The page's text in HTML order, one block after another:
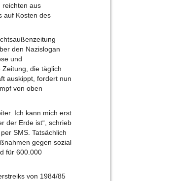
reichten aus
auf Kosten des
den Nazislogan
und
die täglich
auskippt, fordert nun
von oben
Ich kann mich erst
der Erde ist“, schrieb
SMS. Tatsächlich
gegen sozial
für 600.000
von 1984/85